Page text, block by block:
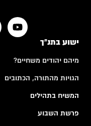
ישוע בתנ"ך
מיהם יהודים משחיים?
הגויות מהתורה, הכתובים
המשיח בתהילים
פרשת השבוע